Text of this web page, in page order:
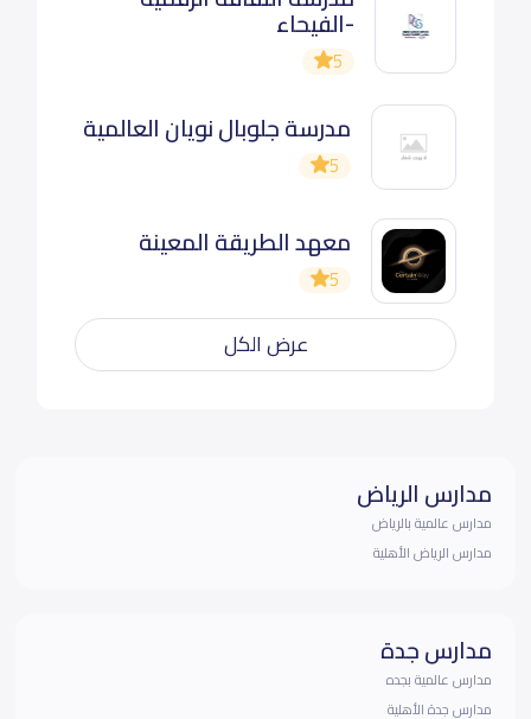
-الفيحاء
5
مدرسة جلوبال نويان العالمية
5
معهد الطريقة المعينة
5
عرض الكل
مدارس الرياض
مدارس عالمية بالرياض
مدارس الرياض الأهلية
مدارس جدة
مدارس عالمية بجده
مدارس جدة الأهلية